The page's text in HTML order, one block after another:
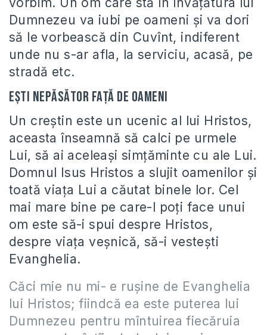
Dumnezeu va iubi pe oameni și va dori
să le vorbească din Cuvînt, indiferent
unde nu s-ar afla, la serviciu, acasă, pe
stradă etc.
Ești nepăsător față de oameni
Un creștin este un ucenic al lui Hristos,
aceasta înseamnă să calci pe urmele
Lui, să ai aceleași simțăminte cu ale Lui.
Domnul Isus Hristos a slujit oamenilor și
toată viața Lui a căutat binele lor. Cel
mai mare bine pe care-l poți face unui
om este să-i spui despre Hristos,
despre viața veșnică, să-i vestești
Evanghelia.
Căci mie nu mi- e ruşine de Evanghelia
lui Hristos; fiindcă ea este puterea lui
Dumnezeu pentru mîntuirea fiecăruia